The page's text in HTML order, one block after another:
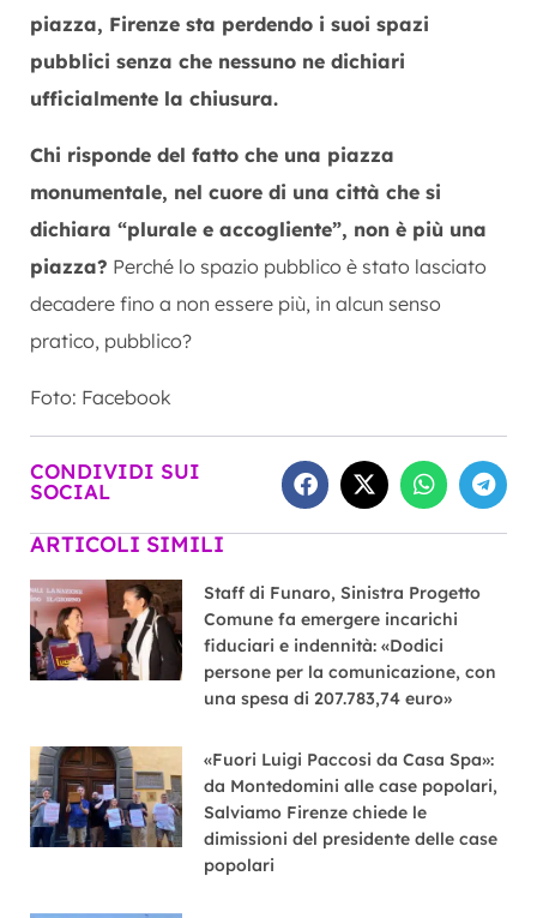
piazza, Firenze sta perdendo i suoi spazi
pubblici senza che nessuno ne dichiari
ufficialmente la chiusura.
Chi risponde del fatto che una piazza
monumentale, nel cuore di una città che si
dichiara “plurale e accogliente”, non è più una
piazza? Perché lo spazio pubblico è stato lasciato
decadere fino a non essere più, in alcun senso
pratico, pubblico?
Foto: Facebook
CONDIVIDI SUI
SOCIAL
ARTICOLI SIMILI
Staff di Funaro, Sinistra Progetto
Comune fa emergere incarichi
fiduciari e indennità: «Dodici
persone per la comunicazione, con
una spesa di 207.783,74 euro»
«Fuori Luigi Paccosi da Casa Spa»:
da Montedomini alle case popolari,
Salviamo Firenze chiede le
dimissioni del presidente delle case
popolari